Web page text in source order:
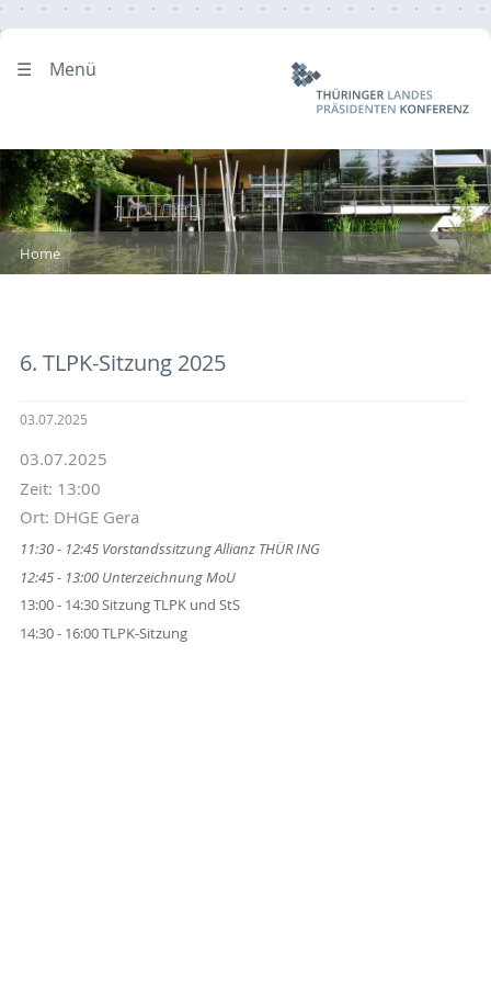
Menü
Home
6. TLPK-Sitzung 2025
03.07.2025
03.07.2025
Zeit: 13:00
Ort: DHGE Gera
11:30 - 12:45 Vorstandssitzung Allianz THÜR ING
12:45 - 13:00 Unterzeichnung MoU
13:00 - 14:30 Sitzung TLPK und StS
14:30 - 16:00 TLPK-Sitzung